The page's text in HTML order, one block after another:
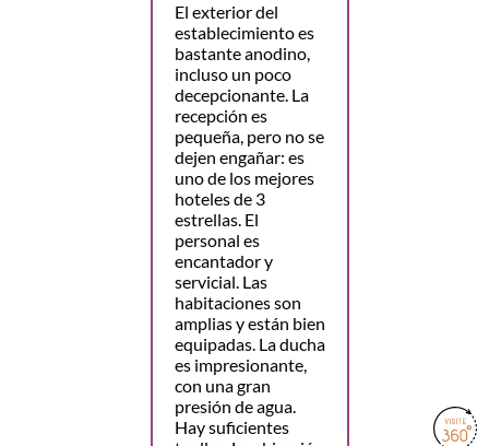
El exterior del
establecimiento es
bastante anodino,
incluso un poco
decepcionante. La
recepción es
pequeña, pero no se
dejen engañar: es
uno de los mejores
hoteles de 3
estrellas. El
personal es
encantador y
servicial. Las
habitaciones son
amplias y están bien
equipadas. La ducha
es impresionante,
con una gran
presión de agua.
Hay suficientes